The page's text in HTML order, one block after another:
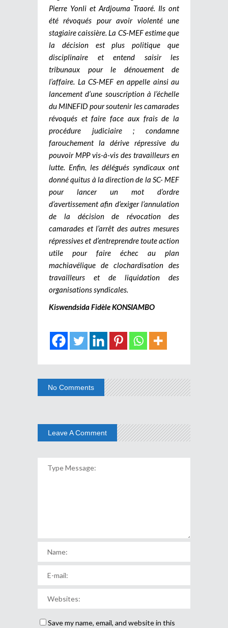
Pierre Yonli et Ardjouma Traoré. Ils ont
été révoqués pour avoir violenté une
stagiaire caissière. La CS-MEF estime que
la décision est plus politique que
disciplinaire et entend saisir les
tribunaux pour le dénouement de
l’affaire. La CS-MEF en appelle ainsi au
lancement d’une souscription à l’échelle
du MINEFID pour soutenir les camarades
révoqués et faire face aux frais de la
procédure judiciaire ; condamne
farouchement la dérive répressive du
pouvoir MPP vis-à-vis des travailleurs en
lutte. Enfin, les délégués syndicaux ont
donné quitus à la direction de la SC- MEF
pour lancer un mot d’ordre
d’avertissement afin d’exiger l’annulation
de la décision de révocation des
camarades et l’arrêt des autres mesures
répressives et d’entreprendre toute action
utile pour faire échec au plan
machiavélique de clochardisation des
travailleurs et de liquidation des
organisations syndicales.
Kiswendsida Fidèle KONSIAMBO
No Comments
Leave A Comment
Save my name, email, and website in this